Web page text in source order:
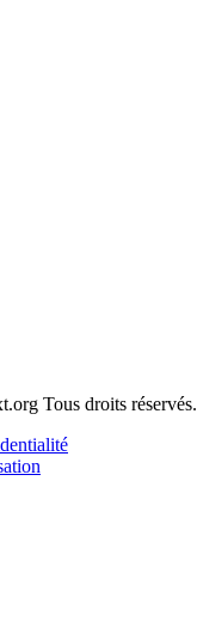
Tous droits réservés.